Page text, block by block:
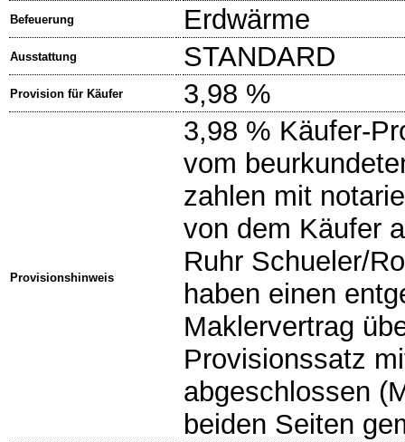
Befeuerung Erdwärme
Ausstattung STANDARD
Provision für Käufer 3,98 %
Provisionshinweis
3,98 % Käufer-
vom
zahlen mit
von dem Käufer
Ruhr Schueler/
haben einen
Maklervertrag
Provisionssatz
abgeschlossen
beiden Seiten